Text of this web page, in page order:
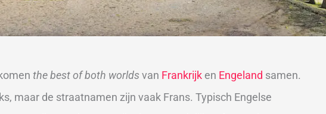
the best of both worldsvan Frankrijk en Engeland samen.
maar de straatnamen zijn vaak Frans. Typisch Engelse